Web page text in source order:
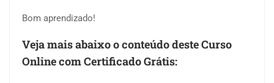
Bom aprendizado!
Veja mais abaixo o conteúdo deste Curso
Online com Certificado Grátis: